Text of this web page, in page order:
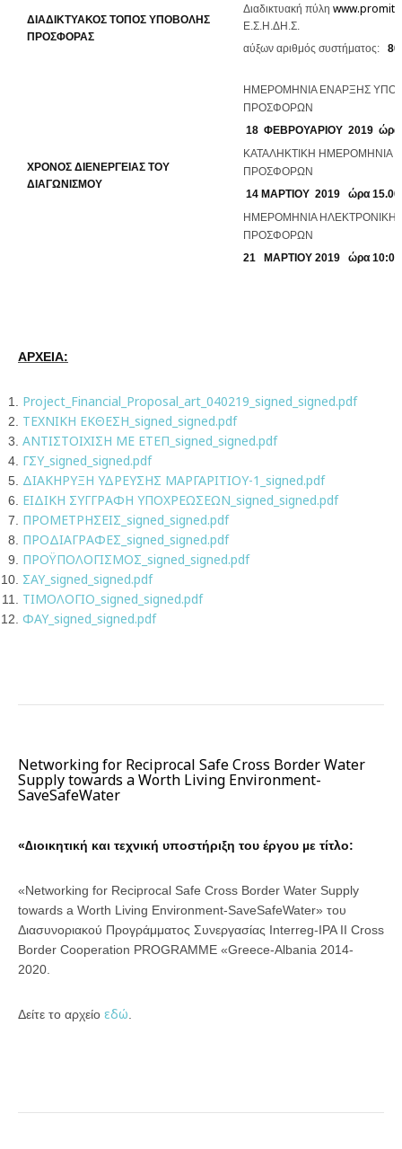
ΔΙΑΔΙΚΤΥΑΚΟΣ ΤΟΠΟΣ ΥΠΟΒΟΛΗΣ
ΠΡΟΣΦΟΡΑΣ
Διαδικτυακή πύλη
Ε.Σ.Η.ΔΗ.Σ.
αύξων αριθμός συστήματος:
ΧΡΟΝΟΣ ΔΙΕΝΕΡΓΕΙΑΣ ΤΟΥ
ΔΙΑΓΩΝΙΣΜΟΥ
ΗΜΕΡΟΜΗΝΙΑ ΕΝΑΡΞΗΣ
ΠΡΟΣΦΟΡΩΝ
18 ΦΕΒΡΟΥΑΡΙΟΥ 2019 ώρα
ΚΑΤΑΛΗΚΤΙΚΗ ΗΜΕΡΟΜΗΝΙΑ
ΠΡΟΣΦΟΡΩΝ
14 ΜΑΡΤΙΟΥ 2019 ώρα 15.00
ΗΜΕΡΟΜΗΝΙΑ
ΠΡΟΣΦΟΡΩΝ
21 ΜΑΡΤΙΟΥ 2019 ώρα 10:00
ΑΡΧΕΙΑ:
Project_Financial_Proposal_art_040219_signed_signed.pdf
TEXNIKH ΕΚΘΕΣΗ_signed_signed.pdf
ΑΝΤΙΣΤΟΙΧΙΣΗ ΜΕ ΕΤΕΠ_signed_signed.pdf
ΓΣΥ_signed_signed.pdf
ΔΙΑΚΗΡΥΞΗ ΥΔΡΕΥΣΗΣ ΜΑΡΓΑΡΙΤΙΟΥ-1_signed.pdf
ΕΙΔΙΚΗ ΣΥΓΓΡΑΦΗ ΥΠΟΧΡΕΩΣΕΩΝ_signed_signed.pdf
ΠΡΟΜΕΤΡΗΣΕΙΣ_signed_signed.pdf
ΠΡΟΔΙΑΓΡΑΦΕΣ_signed_signed.pdf
ΠΡΟΫΠΟΛΟΓΙΣΜΟΣ_signed_signed.pdf
ΣΑΥ_signed_signed.pdf
ΤΙΜΟΛΟΓΙΟ_signed_signed.pdf
ΦΑΥ_signed_signed.pdf
Networking for Reciprocal Safe Cross Border Water
Supply towards a Worth Living Environment-
SaveSafeWater
«∆ιοικητική και τεχνική υποστήριξη του έργου µε τίτλο:
«Networking for Reciprocal Safe Cross Border Water Supply
towards a Worth Living Environment-SaveSafeWater» του
Διασυνοριακού Προγράμματος Συνεργασίας Interreg-IPA II Cross
Border Cooperation PROGRAMME «Greece-Albania 2014-
2020.
Δείτε το αρχείο εδώ